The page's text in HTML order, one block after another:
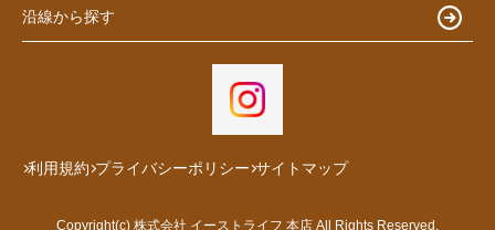
沿線から探す
利用規約 プライバシーポリシー サイトマップ
Copyright(c) 株式会社 イーストライフ 本店 All Rights Reserved.